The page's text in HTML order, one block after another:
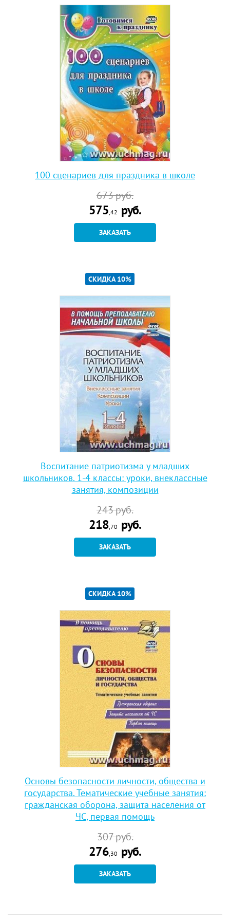
100 сценариев для праздника в школе
673руб.
575,42 руб.
ЗАКАЗАТЬ
СКИДКА 10%
Воспитание патриотизма у младших
школьников. 1-4 классы: уроки, внеклассные
занятия, композиции
243руб.
218 ,70 руб.
ЗАКАЗАТЬ
СКИДКА 10%
Основы безопасности личности, общества и
государства. Тематические учебные занятия:
гражданская оборона, защита населения от
ЧС, первая помощь
307руб.
276 ,30 руб.
ЗАКАЗАТЬ